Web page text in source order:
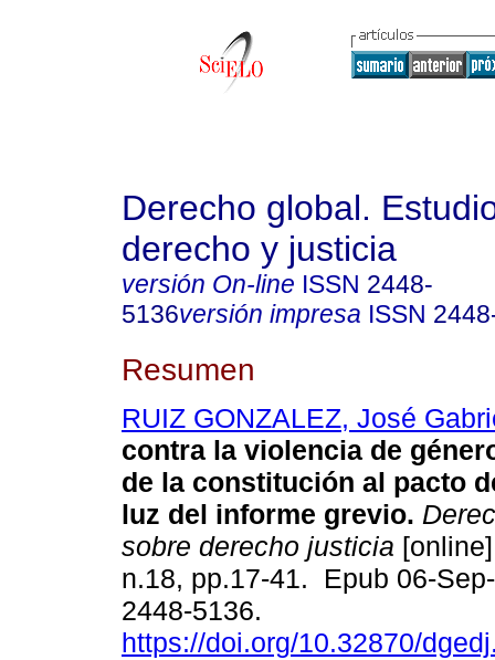
Derecho global.
derecho y justicia
versión On-line ISSN 2448-
5136versión impresa ISSN
Resumen
RUIZ GONZALEZ, José
contra la violencia de
de la constitución al pacto
luz del informe grevio.
sobre derecho justicia
n.18, pp.17-41. Epub 06-
2448-5136.
https://doi.org/10.32870/